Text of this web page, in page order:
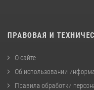
ПРАВОВАЯ И
О сайте
Об использовании
Правила обработки